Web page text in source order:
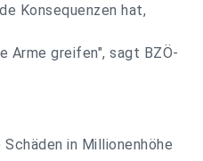
Konsequenzen hat,
greifen", sagt BZÖ-
in Millionenhöhe